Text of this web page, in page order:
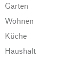
Garten
Wohnen
Küche
Haushalt